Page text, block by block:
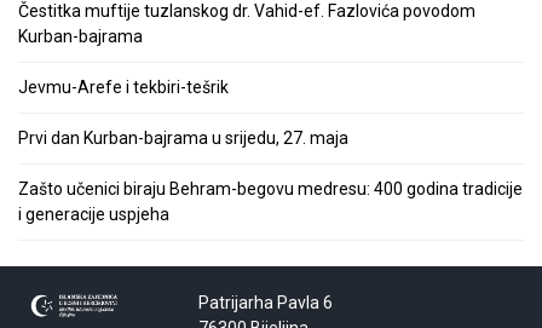
Čestitka muftije tuzlanskog dr. Vahid-ef. Fazlovića povodom
Kurban-bajrama
Jevmu-Arefe i tekbiri-tešrik
Prvi dan Kurban-bajrama u srijedu, 27. maja
Zašto učenici biraju Behram-begovu medresu: 400 godina tradicije
i generacije uspjeha
Patrijarha Pavla 6